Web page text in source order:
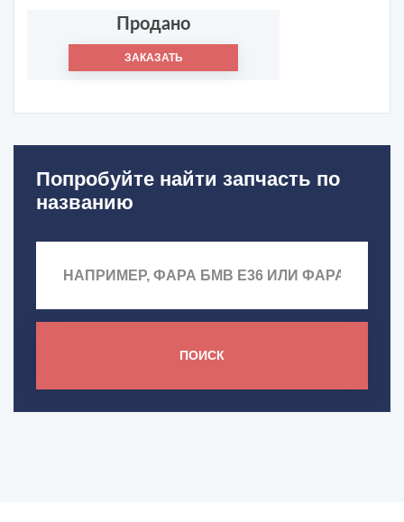
Продано
ЗАКАЗАТЬ
Попробуйте найти запчасть по
названию
ПОИСК